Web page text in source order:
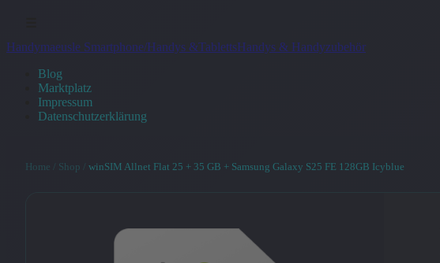
Handymaeusle Smartphone/Handys &TablettsHandys & Handyzubehör
Blog
Marktplatz
Impressum
Datenschutzerklärung
Home Shop winSIM Allnet Flat 25 + 35 GB + Samsung Galaxy S25 FE 128GB Icyblue